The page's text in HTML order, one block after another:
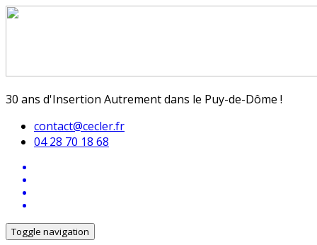
30 ans d'Insertion Autrement dans le Puy-de-Dôme !
contact@cecler.fr
04 28 70 18 68
Toggle navigation